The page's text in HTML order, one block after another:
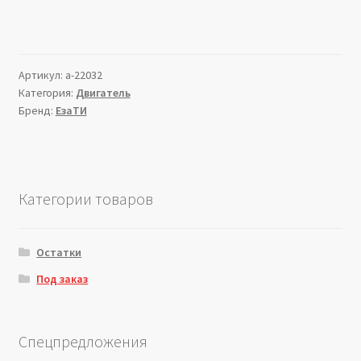
Артикул: a-22032
Категория: Двигатель
Бренд: ЕзаТИ
Категории товаров
Остатки
Под заказ
Спецпредложения